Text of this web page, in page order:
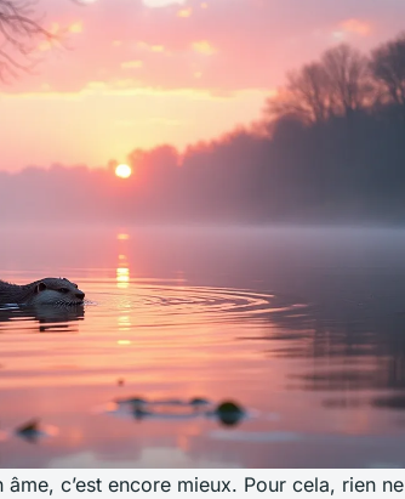
c’est encore mieux. Pour cela, rien ne